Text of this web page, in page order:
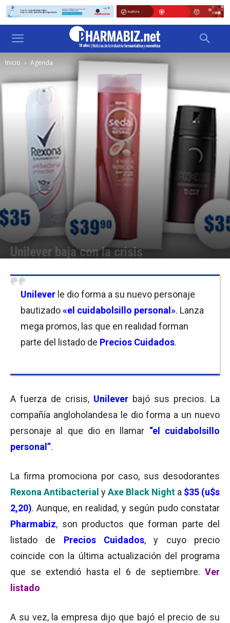
Inicio Agenda
Unilever baja con la crisis
Unilever le dio forma a su nuevo personaje
bautizado«el cuidabolsillo personal». Lanza
mega promos, las que en realidad forman
parte del listado de Precios Cuidados.
A fuerza de crisis, Unilever bajó sus precios. La
compañía angloholandesa le dio forma a un nuevo
personaje al que dio en llamar “el cuidabolsillo
personal”.
La firma promociona por caso, sus desodorantes
Rexona Antibacterial yAxe Black Night a $35 (u$s
2,20). Aunque, en realidad, y según pudo constatar
Pharmabiz, son productos que forman parte del
listado de Precios Cuidados, y cuyo precio
coincide con la última actualización del programa
que se extendió hasta el 6 de septiembre. Ver
listado
A su vez, la empresa dijo que bajó el precio de su